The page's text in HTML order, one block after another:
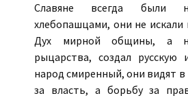
Славяне всегда были
хлебопашцами, они не
Дух мирной общины, а
рыцарства, создал русскую
народ смиренный, они видят
за власть, а борьбу за